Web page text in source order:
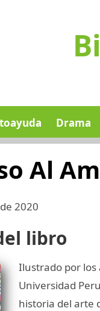
Drama
Al
2020
libro
Ilustrado por los
Universidad
historia del arte